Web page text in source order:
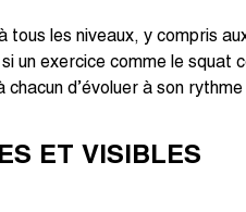
tous les niveaux, y compris
un exercice comme le
d’évoluer à son
ET VISIBLES